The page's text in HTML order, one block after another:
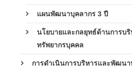
แผนพัฒนาบุคลากร 3 ปี
นโยบายและกลยุทธ์ด้านการบ
ทรัพยากรบุคคล
การดำเนินการบริหารและพัฒน